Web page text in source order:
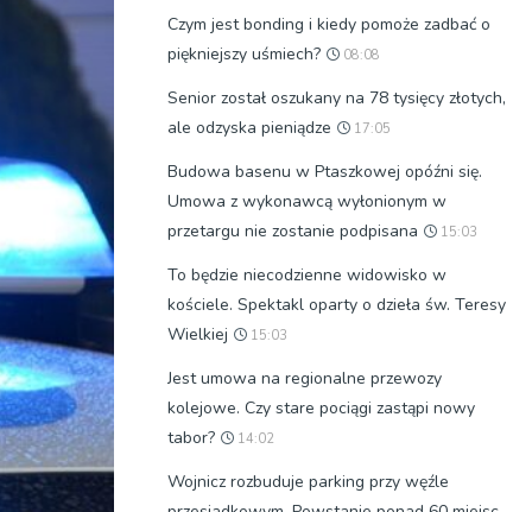
Czym jest bonding i kiedy pomoże zadbać o
piękniejszy uśmiech?
08:08
Senior został oszukany na 78 tysięcy złotych,
ale odzyska pieniądze
17:05
Budowa basenu w Ptaszkowej opóźni się.
Umowa z wykonawcą wyłonionym w
przetargu nie zostanie podpisana
15:03
To będzie niecodzienne widowisko w
kościele. Spektakl oparty o dzieła św. Teresy
Wielkiej
15:03
Jest umowa na regionalne przewozy
kolejowe. Czy stare pociągi zastąpi nowy
tabor?
14:02
Wojnicz rozbuduje parking przy węźle